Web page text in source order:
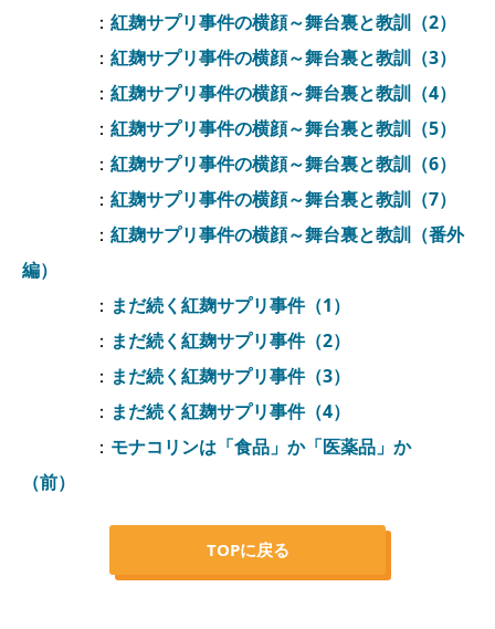
： 紅麹サプリ事件の横顔～舞台裏と教訓（2）
： 紅麹サプリ事件の横顔～舞台裏と教訓（3）
： 紅麹サプリ事件の横顔～舞台裏と教訓（4）
： 紅麹サプリ事件の横顔～舞台裏と教訓（5）
： 紅麹サプリ事件の横顔～舞台裏と教訓（6）
： 紅麹サプリ事件の横顔～舞台裏と教訓（7）
： 紅麹サプリ事件の横顔～舞台裏と教訓（番外
編）
： まだ続く紅麹サプリ事件（1）
： まだ続く紅麹サプリ事件（2）
： まだ続く紅麹サプリ事件（3）
： まだ続く紅麹サプリ事件（4）
： モナコリンは「食品」か「医薬品」か
（前）
TOPに戻る